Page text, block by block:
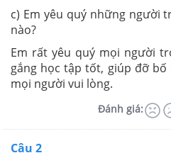
c) Em yêu quý những người
nào?
Em rất yêu quý mọi người
gắng học tập tốt, giúp đỡ bố
mọi người vui lòng.
Đánh giá:
Câu 2